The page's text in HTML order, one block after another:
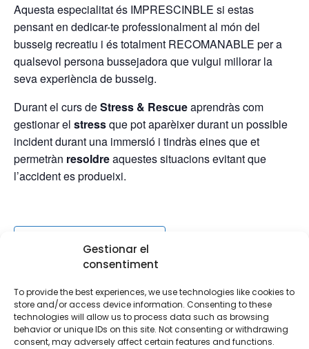
Gestionar el
consentiment
To provide the best experiences, we use technologies like cookies to
store and/or access device information. Consenting to these
technologies will allow us to process data such as browsing
behavior or unique IDs on this site. Not consenting or withdrawing
consent, may adversely affect certain features and functions.
Aquesta especialitat és IMPRESCINBLE si estas
pensant en dedicar-te professionalment al món del
busseig recreatiu i és totalment RECOMANABLE per a
qualsevol persona bussejadora que vulgui millorar la
seva experiència de busseig.
Durant el curs deStress & Rescueaprendràs com
gestionar el stressque pot aparèixer durant un possible
incident durant una immersió i tindràs eines que et
permetràn resoldreaquestes situacions evitant que
l’accident es produeixi.
MOSTRA ELS DETALLS
Data:
4 de juny de 2022